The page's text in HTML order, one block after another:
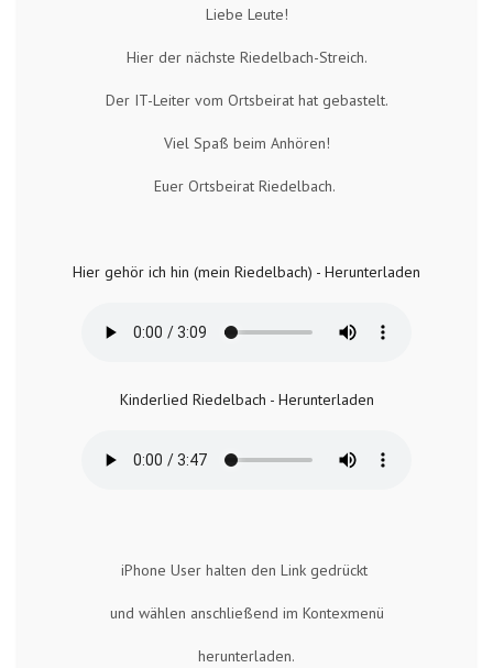
Liebe Leute!
Hier der nächste Riedelbach-Streich.
Der IT-Leiter vom Ortsbeirat hat gebastelt.
Viel Spaß beim Anhören!
Euer Ortsbeirat Riedelbach.
Hier gehör ich hin (mein Riedelbach) - Herunterladen
Kinderlied Riedelbach - Herunterladen
iPhone User halten den Link gedrückt
und wählen anschließend im Kontexmenü
herunterladen.